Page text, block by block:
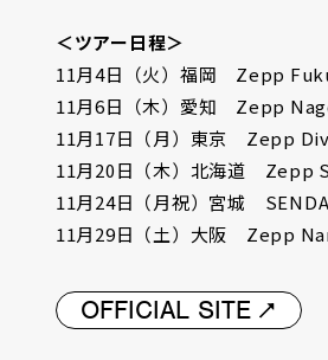
＜ツアー日程＞
11月4日（火）福岡 Zepp
11月6日（木）愛知 Zepp
11月17日（月）東京 Zepp
11月20日（木）北海道 Zepp
11月24日（月祝）宮城
11月29日（土）大阪 Zepp
OFFICIAL SITE